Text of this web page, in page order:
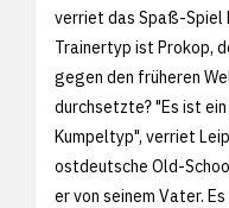
verriet das Spaß-Spiel
Trainertyp ist Prokop,
gegen den früheren
durchsetzte? "Es ist
Kumpeltyp", verriet
ostdeutsche Old-
er von seinem Vater.